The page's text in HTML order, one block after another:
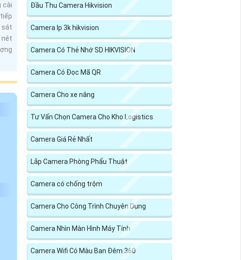
cài
sát
nét
Đầu Thu Camera Hikvision
Camera Ip 3k hikvision
Camera Có Thẻ Nhớ SD HIKVISION
Camera Có Đọc Mã QR
Camera Cho xe nâng
Tư Vấn Chọn Camera Cho Kho Logistics
Camera Giá Rẻ Nhất
Lắp Camera Phòng Phẩu Thuật
Camera có chống trộm
Camera Cho Công Trình Chuyên Dụng
Camera Nhìn Màn Hình Máy Tính
Camera Wifi Có Màu Ban Đêm 360